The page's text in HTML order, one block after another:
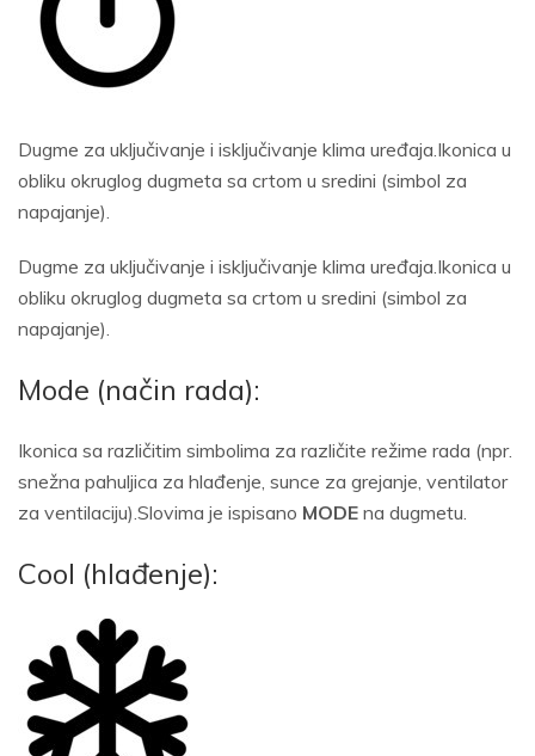
Dugme za uključivanje i isključivanje klima uređaja.Ikonica u
obliku okruglog dugmeta sa crtom u sredini (simbol za
napajanje).
Dugme za uključivanje i isključivanje klima uređaja.Ikonica u
obliku okruglog dugmeta sa crtom u sredini (simbol za
napajanje).
Mode (način rada):
Ikonica sa različitim simbolima za različite režime rada (npr.
snežna pahuljica za hlađenje, sunce za grejanje, ventilator
za ventilaciju).Slovima je ispisano MODE na dugmetu.
Cool (hlađenje):